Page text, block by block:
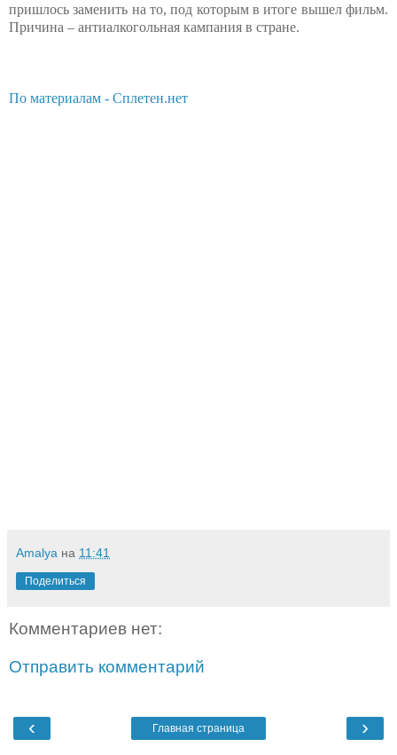
пришлось заменить на то, под которым в итоге вышел фильм.
Причина – антиалкогольная кампания в стране.
По материалам - Сплетен.нет
Amalya на 11:41
Поделиться
Комментариев нет:
Отправить комментарий
‹ ›
Главная страница